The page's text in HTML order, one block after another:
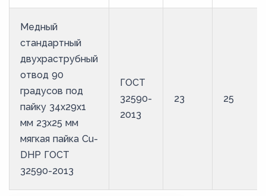
Медный
стандартный
двухраструбный
отвод 90
градусов под
пайку 34х29х1
мм 23х25 мм
мягкая пайка Cu-
DHP ГОСТ
32590-2013
ГОСТ
32590-
2013
23 25